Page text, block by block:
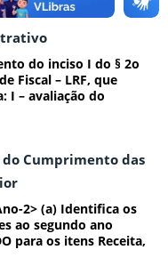
do inciso I do § 2o
Fiscal – LRF, que
I – avaliação do
do Cumprimento das
2> (a) Identifica os
ao segundo ano
para os itens Receita,